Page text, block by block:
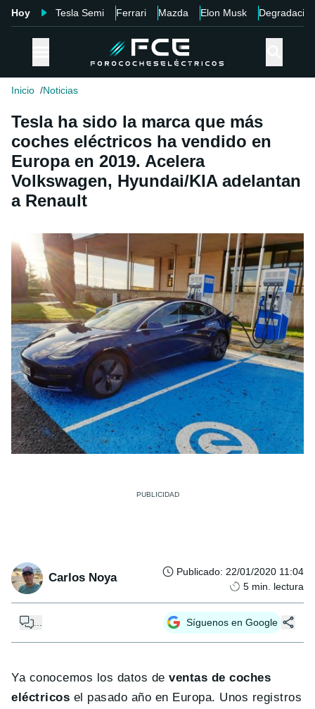
Hoy Tesla Semi Ferrari Mazda Elon Musk Degradación
Inicio Noticias
Tesla ha sido la marca que más
coches eléctricos ha vendido en
Europa en 2019. Acelera
Volkswagen, Hyundai/KIA adelantan
a Renault
Carlos Noya Publicado: 22/01/2020 11:04
5 min. lectura
Síguenos en Google
Ya conocemos los datos deventas de coches
eléctricos el pasado año en Europa. Unos registros